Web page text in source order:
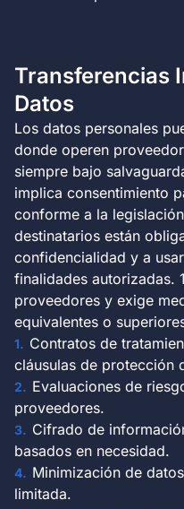
Transferencias
Datos
Los datos personales
donde operen
siempre bajo
implica consentimiento
conforme a la
destinatarios están
confidencialidad y a
finalidades autorizadas.
proveedores y exige
equivalentes o
Contratos de
cláusulas de protección
Evaluaciones de
proveedores.
Cifrado de
basados en necesidad.
Minimización de
limitada.